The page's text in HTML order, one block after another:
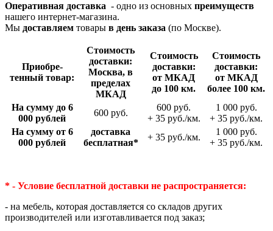
Оперативная доставка - одно из основных преимуществ
нашего интернет-магазина.
Мы доставляем товары в день заказа (по Москве).
Приобре­
тенный товар:
Стои­мость
доставки:
Москва, в
пределах
МКАД
Стои­мость
доставки:
от МКАД
до 100 км.
Стои­мость
доставки:
от МКАД
более 100 км.
На сумму до 6
000 рублей
600 руб.
600 руб.
+ 35 руб./км.
1 000 руб.
+ 35 руб./км.
На сумму от 6
000 рублей
доставка
беспла­тная*
+ 35 руб./км.
1 000 руб.
+ 35 руб./км.
* - Условие бесплатной доставки не распространяется:
- на мебель, которая доставляется со складов других
производителей или изготавливается под заказ;